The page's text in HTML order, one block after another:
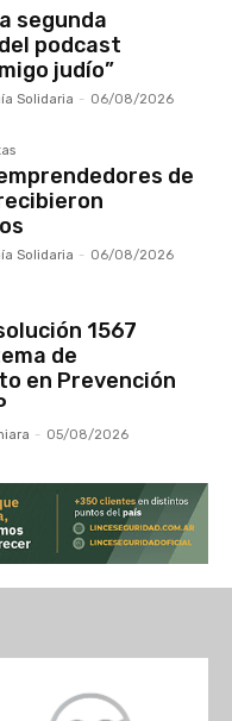
segunda
podcast
judío”
Solidaria - 06/08/2026
de
Solidaria - 06/08/2026
1567
de
en Prevención
- 05/08/2026